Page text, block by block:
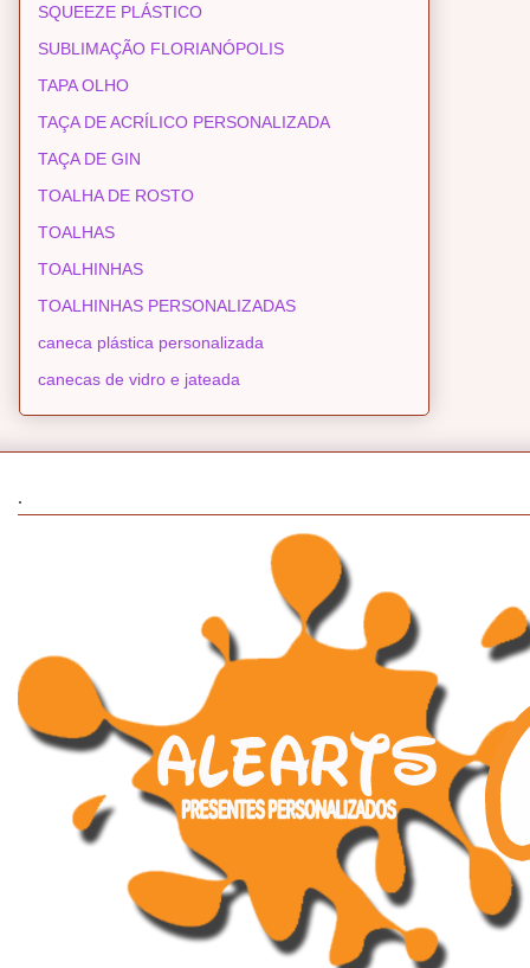
SQUEEZE PLÁSTICO
SUBLIMAÇÃO FLORIANÓPOLIS
TAPA OLHO
TAÇA DE ACRÍLICO PERSONALIZADA
TAÇA DE GIN
TOALHA DE ROSTO
TOALHAS
TOALHINHAS
TOALHINHAS PERSONALIZADAS
caneca plástica personalizada
canecas de vidro e jateada
.